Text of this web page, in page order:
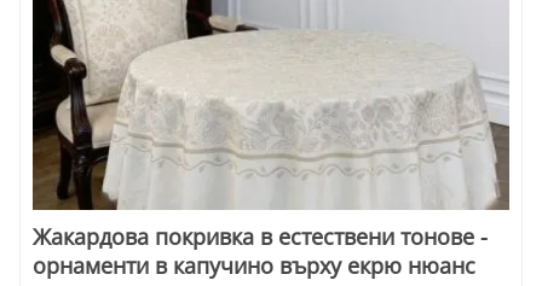
Жакардова покривка в естествени тонове -
орнаменти в капучино върху екрю нюанс